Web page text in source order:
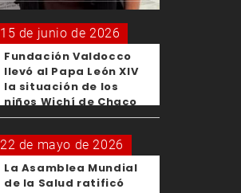
15 de junio de 2026
Fundación Valdocco
llevó al Papa León XIV
la situación de los
niños Wichí de Chaco
22 de mayo de 2026
La Asamblea Mundial
de la Salud ratificó